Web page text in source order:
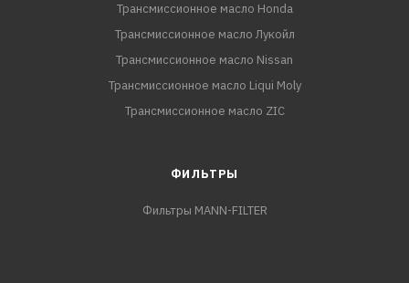
Трансмиссионное масло Honda
Трансмиссионное масло Лукойл
Трансмиссионное масло Nissan
Трансмиссионное масло Liqui Moly
Трансмиссионное масло ZIC
ФИЛЬТРЫ
Фильтры MANN-FILTER